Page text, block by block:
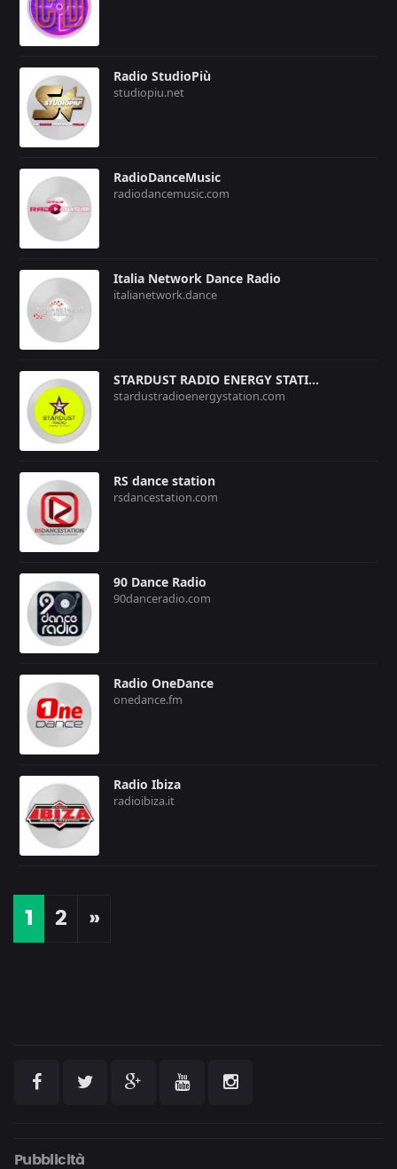
Radio StudioPiù
studiopiu.net
RadioDanceMusic
radiodancemusic.com
Italia Network Dance Radio
italianetwork.dance
STARDUST RADIO ENERGY STATION
stardustradioenergystation.com
RS dance station
rsdancestation.com
90 Dance Radio
90danceradio.com
Radio OneDance
onedance.fm
Radio Ibiza
radioibiza.it
1 2 »
Pubblicità